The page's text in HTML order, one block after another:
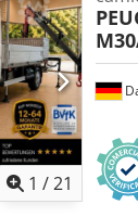
x altura:
sin
de bola
trasera La
por óxido en la
a petición.
la
1 /21